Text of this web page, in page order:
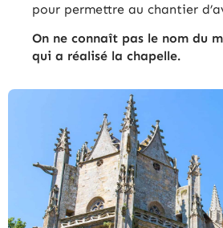
pour permettre au chantier
On ne connaît pas le nom du
qui a réalisé la chapelle.